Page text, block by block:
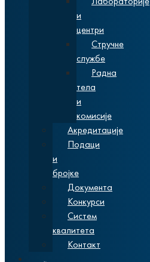
и
центри
Стручне
службе
Радна
тела
и
комисије
Акредитације
Подаци
и
бројке
Документа
Конкурси
Систем
квалитета
Контакт